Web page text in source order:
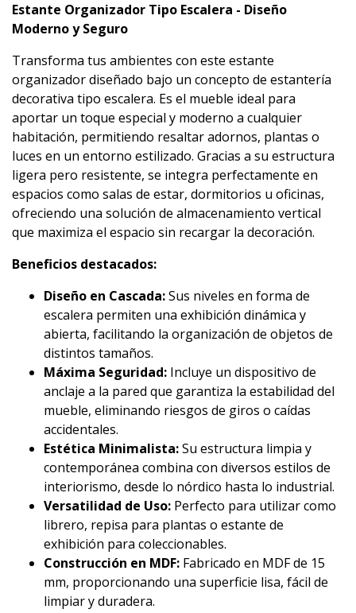
Estante Organizador Tipo Escalera - Diseño
Moderno y Seguro
Transforma tus ambientes con este estante
organizador diseñado bajo un concepto de estantería
decorativa tipo escalera. Es el mueble ideal para
aportar un toque especial y moderno a cualquier
habitación, permitiendo resaltar adornos, plantas o
luces en un entorno estilizado. Gracias a su estructura
ligera pero resistente, se integra perfectamente en
espacios como salas de estar, dormitorios u oficinas,
ofreciendo una solución de almacenamiento vertical
que maximiza el espacio sin recargar la decoración.
Beneficios destacados:
Diseño en Cascada:Sus niveles en forma de
escalera permiten una exhibición dinámica y
abierta, facilitando la organización de objetos de
distintos tamaños.
Máxima Seguridad: Incluye un dispositivo de
anclaje a la pared que garantiza la estabilidad del
mueble, eliminando riesgos de giros o caídas
accidentales.
Estética Minimalista:Su estructura limpia y
contemporánea combina con diversos estilos de
interiorismo, desde lo nórdico hasta lo industrial.
Versatilidad de Uso: Perfecto para utilizar como
librero, repisa para plantas o estante de
exhibición para coleccionables.
Construcción en MDF: Fabricado en MDF de 15
mm, proporcionando una superficie lisa, fácil de
limpiar y duradera.